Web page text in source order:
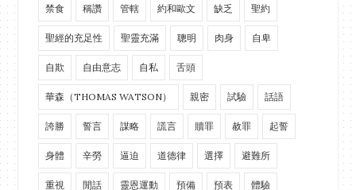
禁食 稱讚 管轄 約和歐文 缺乏 聖約
聖經的充足性 聖靈充滿 聰明 肉身 自卑
自欺 自由意志 自私 舌頭
華森（THOMAS WATSON） 親密 試驗 話語
誇勝 誓言 謀略 謊言 贖罪 赦罪 起誓
身體 辛勞 逼迫 道德律 選擇 避難所
重視 閒話 靈恩運動 預備 預表 體驗